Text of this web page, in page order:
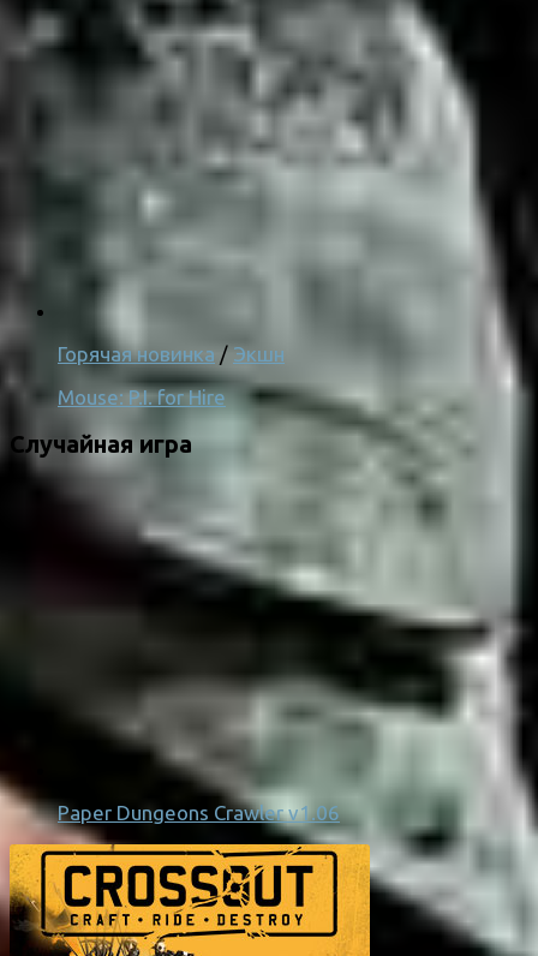
Горячая новинка / Экшн
Mouse: P.I. for Hire
Случайная игра
Paper Dungeons Crawler v1.06